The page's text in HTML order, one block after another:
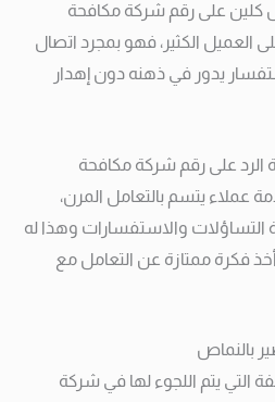
كلين على رقم شركة مكافحة
العميل الكثير، فهو بمجرد اتصال
يدور في ذهنه دون إهدار
على رقم شركة مكافحة
عملاء يتسم بالتعامل المرن،
التساؤلات والاستفسارات وهذا له
فكرة ممتازة عن التعامل مع
بالنماص
التي يتم اللجوء لها في شركة